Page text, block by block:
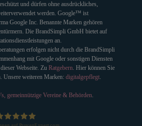
und dürfen ohne ausdrückliches,
werden. Google™ ist
Google Inc. Benannte Marken gehören
Die BrandSimpli GmbH bietet auf
an.
erfolgen nicht durch die BrandSimpli
mit Google oder sonstigen Diensten
dieser Webseite. Zu Ratgebern. Hier können Sie
Unsere weiteren Marken: digitalgepflegt.
gemeinnützige Vereine & Behörden.